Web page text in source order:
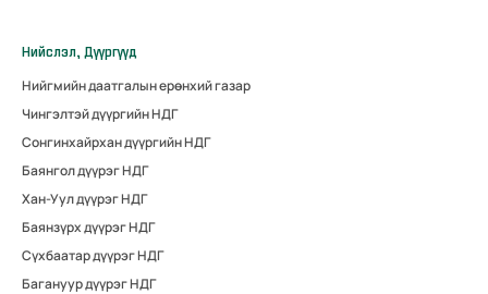
Нийслэл, Дүүргүүд
Нийгмийн даатгалын ерөнхий газар
Чингэлтэй дүүргийн НДГ
Сонгинхайрхан дүүргийн НДГ
Баянгол дүүрэг НДГ
Хан-Уул дүүрэг НДГ
Баянзүрх дүүрэг НДГ
Сүхбаатар дүүрэг НДГ
Багануур дүүрэг НДГ